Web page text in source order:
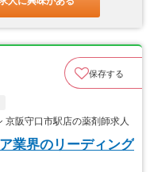
保存する
阪守口市駅店の薬剤師求人
業界のリーディング